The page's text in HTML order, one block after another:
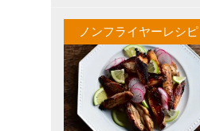
ノンフライヤーレシピ